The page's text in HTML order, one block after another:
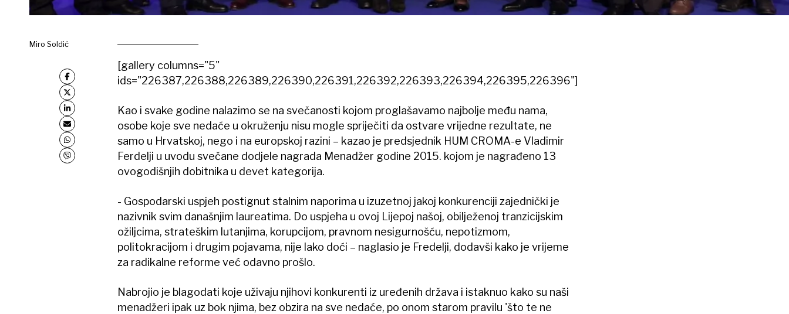
Miro Soldić
[gallery columns="5"
ids="226387,226388,226389,226390,226391,226392,226393,226394,226395,226396"]
Kao i svake godine nalazimo se na svečanosti kojom proglašavamo najbolje među nama,
osobe koje sve nedaće u okruženju nisu mogle spriječiti da ostvare vrijedne rezultate, ne
samo u Hrvatskoj, nego i na europskoj razini – kazao je predsjednik HUM CROMA-e Vladimir
Ferdelji u uvodu svečane dodjele nagrada Menadžer godine 2015. kojom je nagrađeno 13
ovogodišnjih dobitnika u devet kategorija.
- Gospodarski uspjeh postignut stalnim naporima u izuzetnoj jakoj konkurenciji zajednički je
nazivnik svim današnjim laureatima. Do uspjeha u ovoj Lijepoj našoj, obilježenoj tranzicijskim
ožiljcima, strateškim lutanjima, korupcijom, pravnom nesigurnošću, nepotizmom,
politokracijom i drugim pojavama, nije lako doći – naglasio je Fredelji, dodavši kako je vrijeme
za radikalne reforme već odavno prošlo.
Nabrojio je blagodati koje uživaju njihovi konkurenti iz uređenih država i istaknuo kako su naši
menadžeri ipak uz bok njima, bez obzira na sve nedaće, po onom starom pravilu 'što te ne